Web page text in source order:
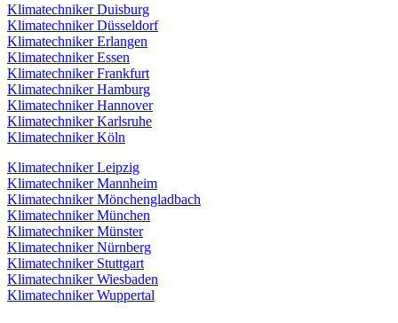
Klimatechniker Duisburg
Klimatechniker Düsseldorf
Klimatechniker Erlangen
Klimatechniker Essen
Klimatechniker Frankfurt
Klimatechniker Hamburg
Klimatechniker Hannover
Klimatechniker Karlsruhe
Klimatechniker Köln
Klimatechniker Leipzig
Klimatechniker Mannheim
Klimatechniker Mönchengladbach
Klimatechniker München
Klimatechniker Münster
Klimatechniker Nürnberg
Klimatechniker Stuttgart
Klimatechniker Wiesbaden
Klimatechniker Wuppertal